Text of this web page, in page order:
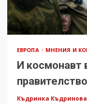
ЕВРОПА МНЕНИЯ И
И космонавт
Къдринка Къдринова